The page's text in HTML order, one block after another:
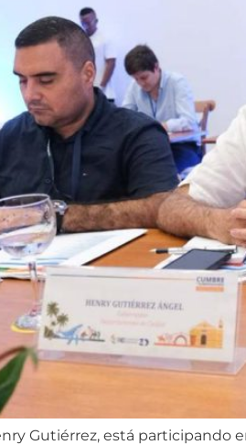
Gutiérrez, está participando